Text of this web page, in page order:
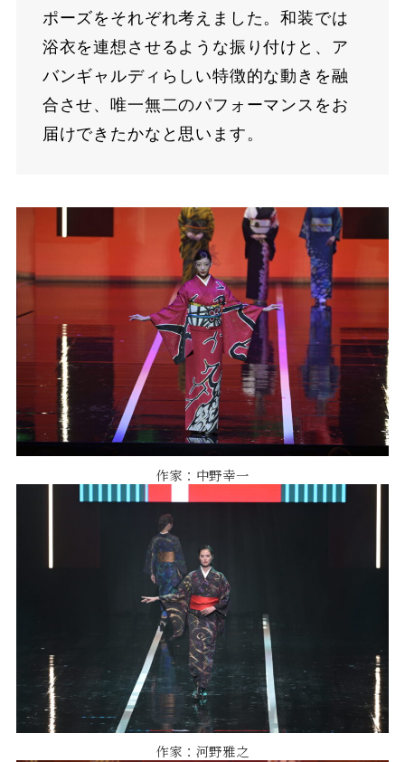
ポーズをそれぞれ考えました。和装では
浴⾐を連想させるような振り付けと、ア
バンギャルディらしい特徴的な動きを融
合させ、唯⼀無⼆のパフォーマンスをお
届けできたかなと思います。
作家：中野幸一
作家：河野雅之